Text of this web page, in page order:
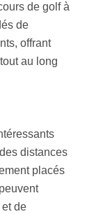
de golf à
de
offrant
au long
distances
placés
de